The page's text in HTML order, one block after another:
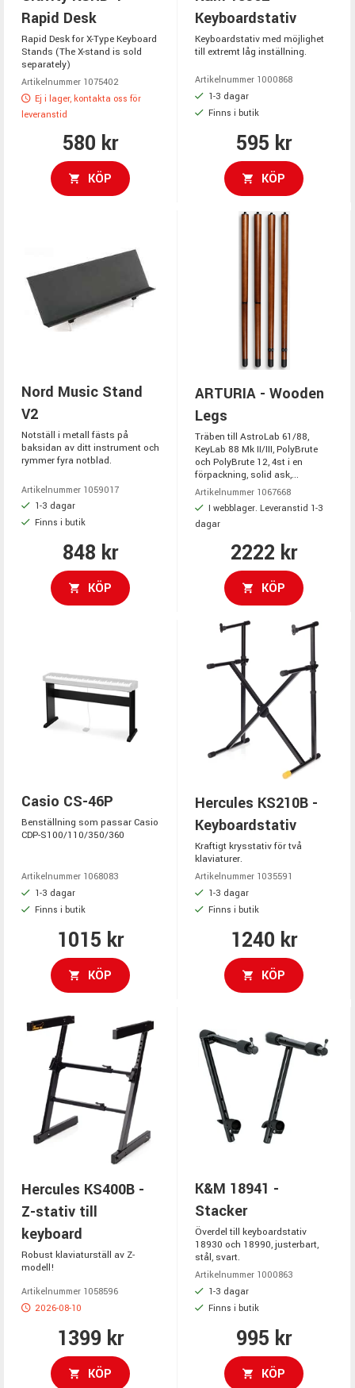
Rapid Desk
Rapid Desk for X-Type Keyboard
Stands (The X-stand is sold
separately)
Artikelnummer 1075402
Ej i lager, kontakta oss för
leveranstid
580 kr
KÖP
Keyboardstativ
Keyboardstativ med möjlighet
till extremt låg inställning.
Artikelnummer 1000868
1-3 dagar
Finns i butik
595 kr
KÖP
Nord Music Stand
V2
Notställ i metall fästs på
baksidan av ditt instrument och
rymmer fyra notblad.
Artikelnummer 1059017
1-3 dagar
Finns i butik
848 kr
KÖP
ARTURIA - Wooden
Legs
Träben till AstroLab 61/88,
KeyLab 88 Mk II/III, PolyBrute
och PolyBrute 12, 4st i en
förpackning, solid ask,...
Artikelnummer 1067668
I webblager. Leveranstid 1-3
dagar
2222 kr
KÖP
Casio CS-46P
Benställning som passar Casio
CDP-S100/110/350/360
Artikelnummer 1068083
1-3 dagar
Finns i butik
1015 kr
KÖP
Hercules KS210B -
Keyboardstativ
Kraftigt krysstativ för två
klaviaturer.
Artikelnummer 1035591
1-3 dagar
Finns i butik
1240 kr
KÖP
Hercules KS400B -
Z-stativ till
keyboard
Robust klaviaturställ av Z-
modell!
Artikelnummer 1058596
2026-08-10
1399 kr
KÖP
K&M 18941 -
Stacker
Överdel till keyboardstativ
18930 och 18990, justerbart,
stål, svart.
Artikelnummer 1000863
1-3 dagar
Finns i butik
995 kr
KÖP